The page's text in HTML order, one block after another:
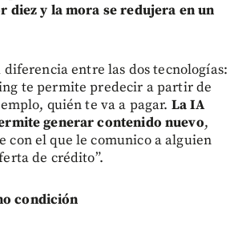
diez y la mora se redujera en un
diferencia entre las dos tecnologías:
te permite predecir a partir de
quién te va a pagar. La IA
generar contenido nuevo,
con el que le comunico a alguien
de crédito”.
condición